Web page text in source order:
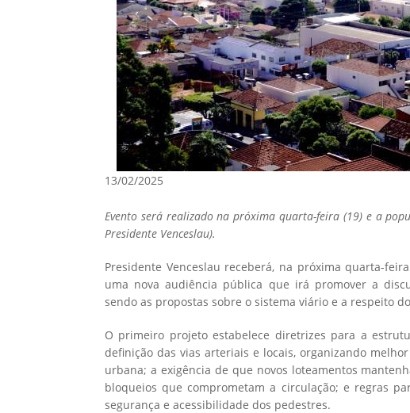
13/02/2025
Evento será realizado na próxima quarta-feira (19) e a
Presidente Venceslau).
Presidente Venceslau receberá, na próxima quarta-
uma nova audiência pública que irá promover a
sendo as propostas sobre o sistema viário e a respeito
O primeiro projeto estabelece diretrizes para a
definição das vias arteriais e locais, organizando
urbana; a exigência de que novos loteamentos
bloqueios que comprometam a circulação; e regras
segurança e acessibilidade dos pedestres.